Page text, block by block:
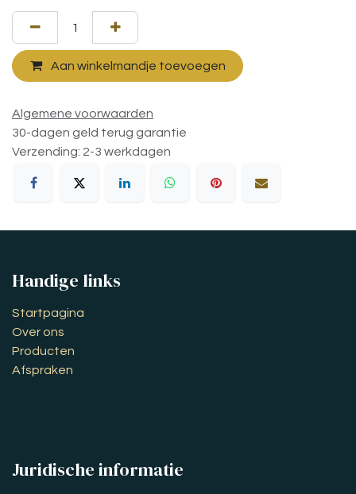
Aan winkelmandje toevoegen
Algemene voorwaarden
30-dagen geld terug garantie
Verzending: 2-3 werkdagen
Handige links
Startpagina
Over ons
Producten
Afspraken
Juridische informatie